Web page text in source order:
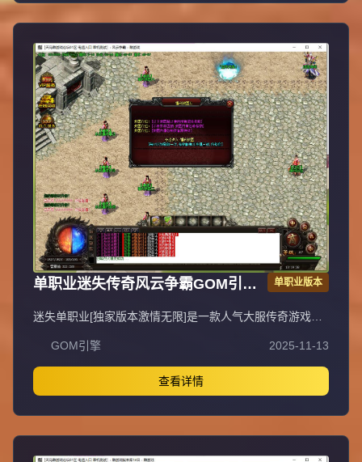
单职业迷失传奇风云争霸GOM引擎
单职业版本
迷失单职业[独家版本激情无限]是一款人气大服传奇游戏，
一分钱即可畅玩，支持无线刷元宝、无充值直接领取顶赞，
封挂稳定长期，采用无GM管理模式。QQ①群：易玩版本
库。抵制不良游戏，拒绝盗版游戏，注意自身保护，谨防受
骗上当，适度游戏益脑，沉迷游戏伤身，合理安排时间，享
受健康生活。
GOM引擎 2025-11-13
查看详情